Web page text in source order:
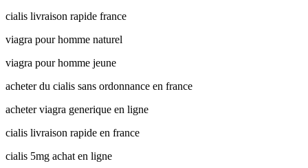
cialis livraison rapide france
viagra pour homme naturel
viagra pour homme jeune
acheter du cialis sans ordonnance en france
acheter viagra generique en ligne
cialis livraison rapide en france
cialis 5mg achat en ligne